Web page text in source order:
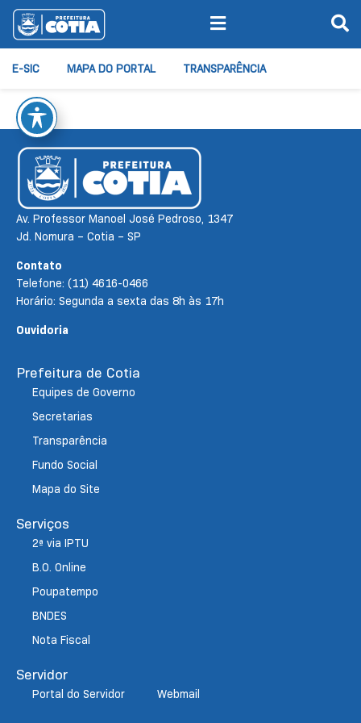
E-SIC MAPA DO PORTAL TRANSPARÊNCIA
Av. Professor Manoel José Pedroso, 1347
Jd. Nomura – Cotia – SP
Contato
Telefone: (11) 4616-0466
Horário: Segunda a sexta das 8h às 17h
Ouvidoria
Prefeitura de Cotia
Equipes de Governo
Secretarias
Transparência
Fundo Social
Mapa do Site
Serviços
2ª via IPTU
B.O. Online
Poupatempo
BNDES
Nota Fiscal
Servidor
Portal do Servidor Webmail